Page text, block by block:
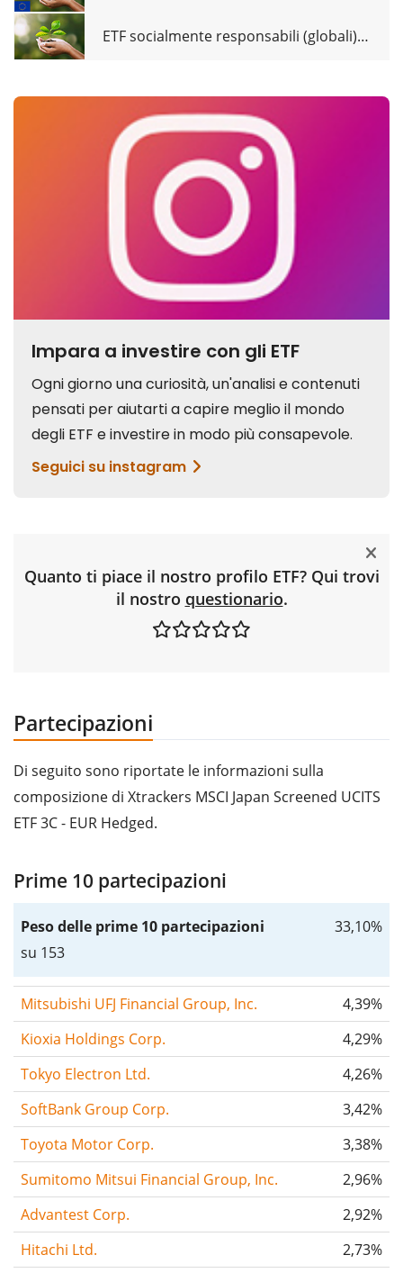
ETF socialmente responsabili (globali) a confronto
Quanto ti piace il nostro profilo ETF? Qui trovi
il nostro questionario.
Partecipazioni
Di seguito sono riportate le informazioni sulla
composizione di Xtrackers MSCI Japan Screened UCITS
ETF 3C - EUR Hedged.
Prime 10 partecipazioni
Peso delle prime 10 partecipazioni
su 153
33,10%
Mitsubishi UFJ Financial Group, Inc.
4,39%
Kioxia Holdings Corp.
4,29%
Tokyo Electron Ltd.
4,26%
SoftBank Group Corp.
3,42%
Toyota Motor Corp.
3,38%
Sumitomo Mitsui Financial Group, Inc.
2,96%
Advantest Corp.
2,92%
Hitachi Ltd.
2,73%